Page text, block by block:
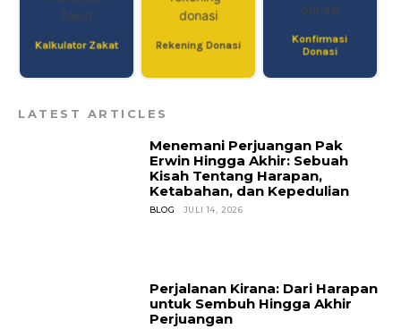
Kalkulator Zakat Rekening Donasi
Konfirmasi
Donasi
LATEST ARTICLES
Menemani Perjuangan Pak
Erwin Hingga Akhir: Sebuah
Kisah Tentang Harapan,
Ketabahan, dan Kepedulian
BLOG JULI 14, 2026
Perjalanan Kirana: Dari Harapan
untuk Sembuh Hingga Akhir
Perjuangan